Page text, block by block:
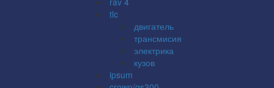
tlc
двигатель
трансмисия
электрика
кузов
ipsum